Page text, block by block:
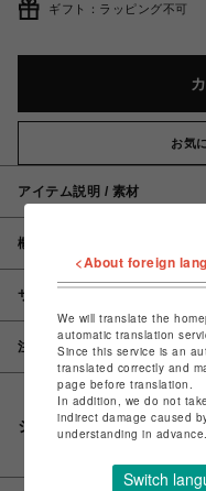
ギフト：ラッピング不可
お気
アイテム説明 / 素材
概要
サイズ
注意事項
シェアする
<About foreign
We will translate the
automatic translation
Since this service is an
translated correctly and
page before translation.
In addition, we do not
indirect damage caused
understanding in advance.
Switch